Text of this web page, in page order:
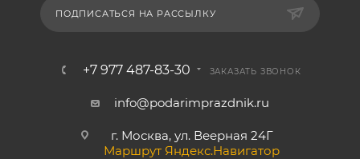
ПОДПИСАТЬСЯ НА РАССЫЛКУ
+7 977 487-83-30 ЗАКАЗАТЬ ЗВОНОК
info@podarimprazdnik.ru
г. Москва, ул. Веерная 24Г
Маршрут Яндекс.Навигатор